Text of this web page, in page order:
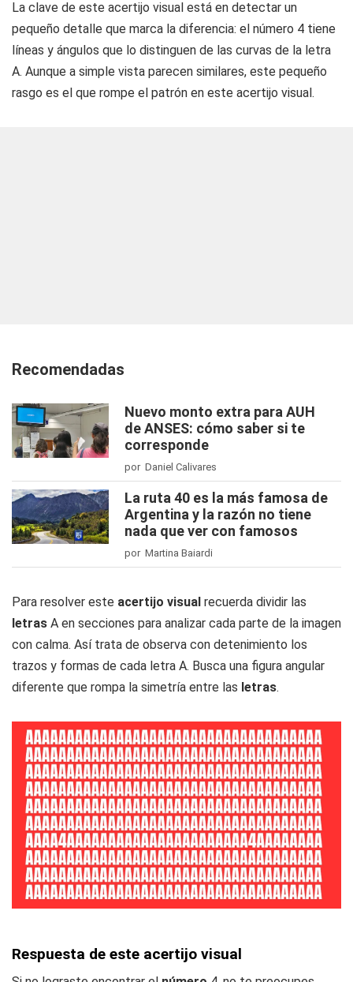
La clave de este acertijo visual está en detectar un
pequeño detalle que marca la diferencia: el número 4 tiene
líneas y ángulos que lo distinguen de las curvas de la letra
A. Aunque a simple vista parecen similares, este pequeño
rasgo es el que rompe el patrón en este acertijo visual.
Recomendadas
Nuevo monto extra para AUH
de ANSES: cómo saber si te
corresponde
por Daniel Calivares
La ruta 40 es la más famosa de
Argentina y la razón no tiene
nada que ver con famosos
por Martina Baiardi
Para resolver este acertijo visual recuerda dividir las
letras A en secciones para analizar cada parte de la imagen
con calma. Así trata de observa con detenimiento los
trazos y formas de cada letra A. Busca una figura angular
diferente que rompa la simetría entre las letras.
Respuesta de este acertijo visual